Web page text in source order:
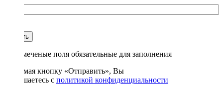
Купить
* - отмеченые поля обязательные для заполнения
Нажимая кнопку «Отправить», Вы
соглашаетесь с политикой конфиденциальности